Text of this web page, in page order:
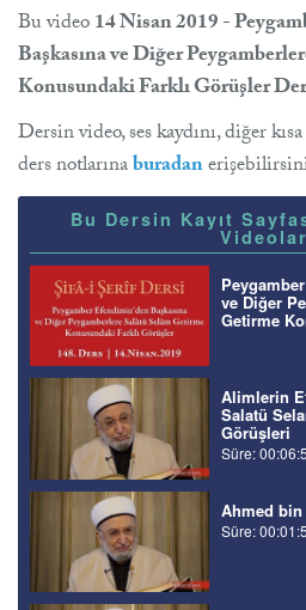
Bu video14 Nisan 2019 -
Başkasına ve Diğer
Konusundaki Farklı Görüşler
Dersin video, ses kaydını, diğer
ders notlarınaburadan
Bu Dersin Kayıt
ve Diğer
Getirme
Alimlerin
Salatü
Görüşleri
Süre:
Ahmed
Süre: